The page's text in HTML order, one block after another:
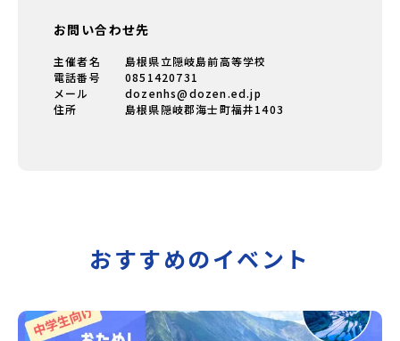
お問い合わせ先
主催者名
島根県立隠岐島前高等学校
電話番号
0851420731
メール
dozenhs@dozen.ed.jp
住所
島根県隠岐郡海士町福井1403
おすすめのイベント